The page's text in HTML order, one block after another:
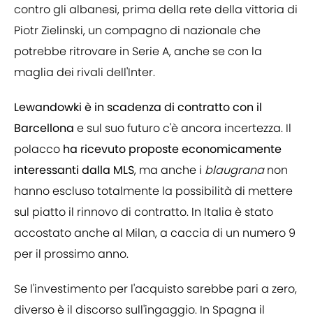
contro gli albanesi, prima della rete della vittoria di
Piotr Zielinski, un compagno di nazionale che
potrebbe ritrovare in Serie A, anche se con la
maglia dei rivali dell'Inter.
Lewandowki è in scadenza di contratto con il
Barcellona e sul suo futuro c'è ancora incertezza. Il
polacco ha ricevuto proposte economicamente
interessanti dalla MLS, ma anche i blaugrananon
hanno escluso totalmente la possibilità di mettere
sul piatto il rinnovo di contratto. In Italia è stato
accostato anche al Milan, a caccia di un numero 9
per il prossimo anno.
Se l'investimento per l'acquisto sarebbe pari a zero,
diverso è il discorso sull'ingaggio. In Spagna il